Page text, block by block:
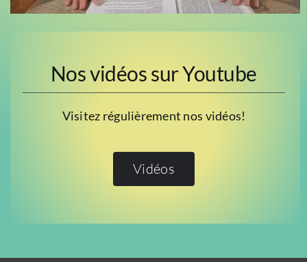
Nos vidéos sur Youtube
Visitez régulièrement nos vidéos!
Vidéos